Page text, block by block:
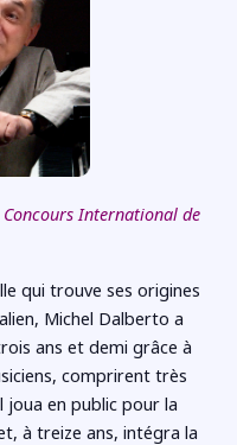
International de
qui trouve ses origines
Michel Dalberto a
ans et demi grâce à
comprirent très
en public pour la
à treize ans, intégra la